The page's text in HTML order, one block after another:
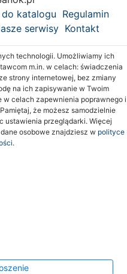
katalogu Regulamin
serwisy Kontakt
technologii. Umożliwiamy ich
m.in. w celach: świadczenia
strony internetowej, bez zmiany
na ich zapisywanie w Twoim
celach zapewnienia poprawnego i
że możesz samodzielnie
ustawienia przeglądarki. Więcej
osobowe znajdziesz w polityce